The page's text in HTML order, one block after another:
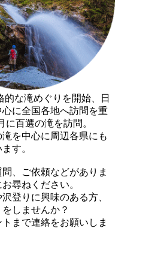
的な滝めぐりを開始、日
に全国各地へ訪問を重
に百選の滝を訪問。
を中心に周辺各県にも
す。
、ご依頼などがありま
尋ねください。
登りに興味のある方、
しませんか？
まで連絡をお願いしま